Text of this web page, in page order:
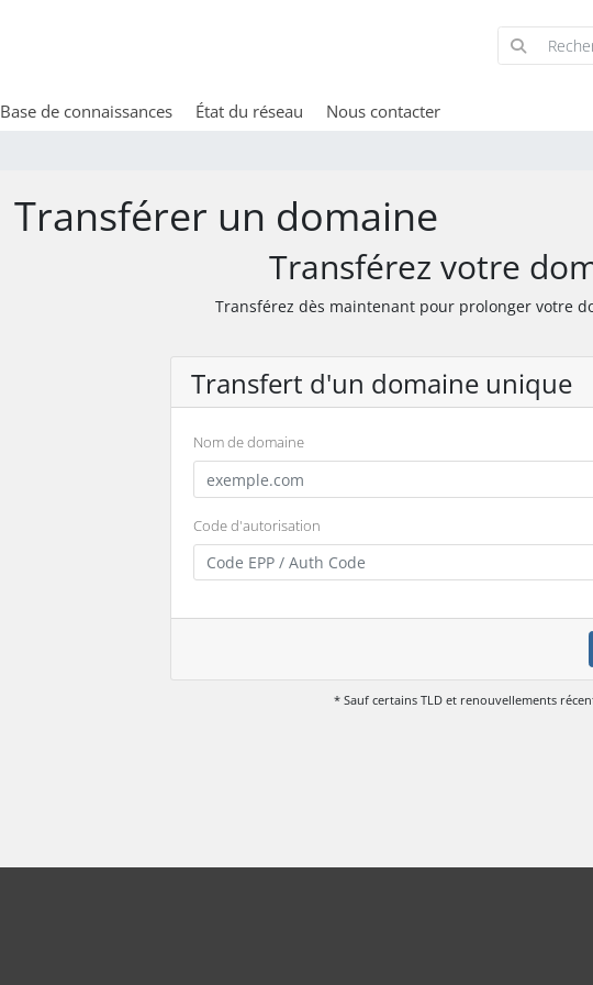
Base de connaissances État du réseau Nous contacter
Transférer un domaine
Transférez votre
Transférez dès maintenant pour prolonger votre
Transfert d'un domaine unique
Nom de domaine
Code d'autorisation
* Sauf certains TLD et renouvellements